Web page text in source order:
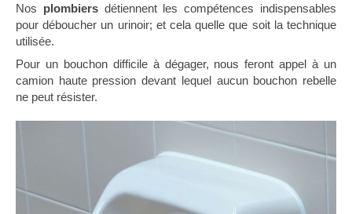
Nos plombiers détiennent les compétences indispensables
pour déboucher un urinoir; et cela quelle que soit la technique
utilisée.
Pour un bouchon difficile à dégager, nous feront appel à un
camion haute pression devant lequel aucun bouchon rebelle
ne peut résister.